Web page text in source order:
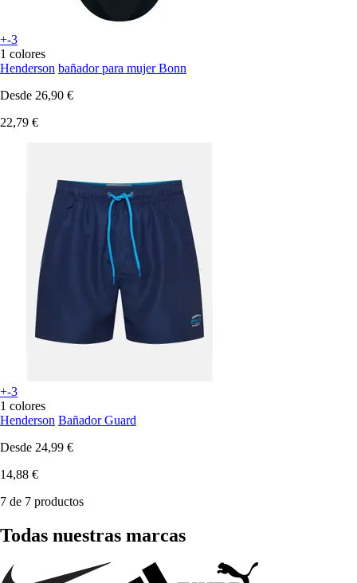
+-3
1 colores
Henderson bañador para mujer Bonn
Desde 26,90 €
22,79 €
+-3
1 colores
Henderson Bañador Guard
Desde 24,99 €
14,88 €
7 de 7 productos
Todas nuestras marcas